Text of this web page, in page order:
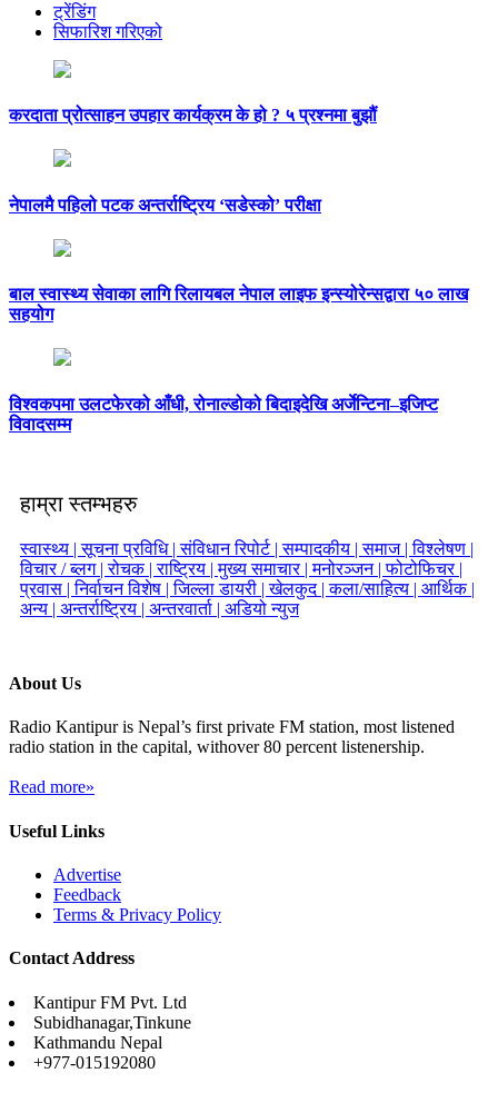
ट्रेंडिंग
सिफारिश गरिएको
करदाता प्रोत्साहन उपहार कार्यक्रम के हो ? ५ प्रश्नमा बुझौं
नेपालमै पहिलो पटक अन्तर्राष्ट्रिय ‘सडेस्को’ परीक्षा
बाल स्वास्थ्य सेवाका लागि रिलायबल नेपाल लाइफ इन्स्योरेन्सद्वारा ५० लाख
सहयोग
विश्वकपमा उलटफेरको आँधी, रोनाल्डोको बिदाइदेखि अर्जेन्टिना–इजिप्ट
विवादसम्म
हाम्रा स्तम्भहरु
स्वास्थ्य |सूचना प्रविधि |संविधान रिपोर्ट |सम्पादकीय |समाज |विश्लेषण |
विचार / ब्लग |रोचक |राष्ट्रिय |मुख्य समाचार |मनोरञ्जन |फोटोफिचर |
प्रवास |निर्वाचन विशेष |जिल्ला डायरी |खेलकुद |कला/साहित्य | आर्थिक |
अन्य | अन्तर्राष्ट्रिय | अन्तरवार्ता | अडियो न्युज
About Us
Radio Kantipur is Nepal’s first private FM station, most listened
radio station in the capital, withover 80 percent listenership.
Read more»
Useful Links
Advertise
Feedback
Terms & Privacy Policy
Contact Address
Kantipur FM Pvt. Ltd
Subidhanagar,Tinkune
Kathmandu Nepal
+977-015192080